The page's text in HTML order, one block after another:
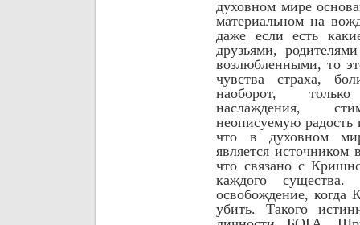
духовном мире
материальном на
даже если есть
друзьями,
возлюбленными, то
чувства страха,
наоборот,
наслаждения,
неописуемую радость
что в духовном
является источником
что связано с
каждого
освобождение, когда
убить. Такого